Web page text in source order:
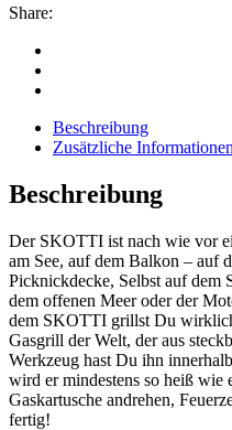
Share:
Beschreibung
Zusätzliche Informationen
Beschreibung
Der SKOTTI ist nach wie vor
am See, auf dem Balkon – auf
Picknickdecke, Selbst auf dem
dem offenen Meer oder der
dem SKOTTI grillst Du
Gasgrill der Welt, der aus
Werkzeug hast Du ihn
wird er mindestens so heiß wie
Gaskartusche andrehen,
fertig!